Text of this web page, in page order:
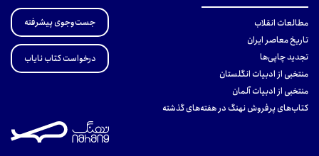
مطالعات انقلاب
تاریخ معاصر ایران
تجدید چاپی‌ها
منتخبی از ادبیات انگلستان
منتخبی از ادبیات آلمان
کتاب‌های پرفروش نهنگ در هفته‌های گذشته
جست‌وجوی پیشرفته
درخواست کتاب نایاب